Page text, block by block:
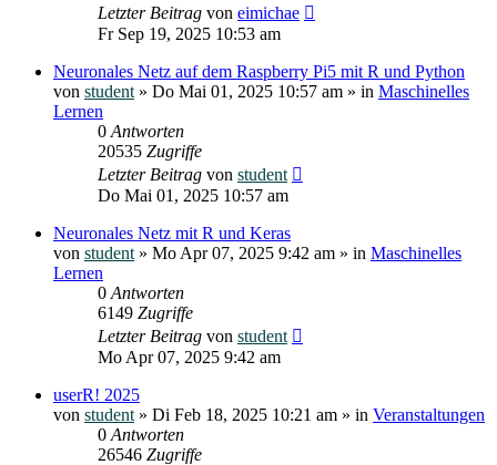
Letzter Beitrag von eimichae
Fr Sep 19, 2025 10:53 am
Neuronales Netz auf dem Raspberry Pi5 mit R und Python
von student » Do Mai 01, 2025 10:57 am » in Maschinelles
Lernen
0 Antworten
20535 Zugriffe
Letzter Beitrag von student
Do Mai 01, 2025 10:57 am
Neuronales Netz mit R und Keras
von student » Mo Apr 07, 2025 9:42 am » in Maschinelles
Lernen
0 Antworten
6149 Zugriffe
Letzter Beitrag von student
Mo Apr 07, 2025 9:42 am
userR! 2025
von student » Di Feb 18, 2025 10:21 am » in Veranstaltungen
0 Antworten
26546 Zugriffe